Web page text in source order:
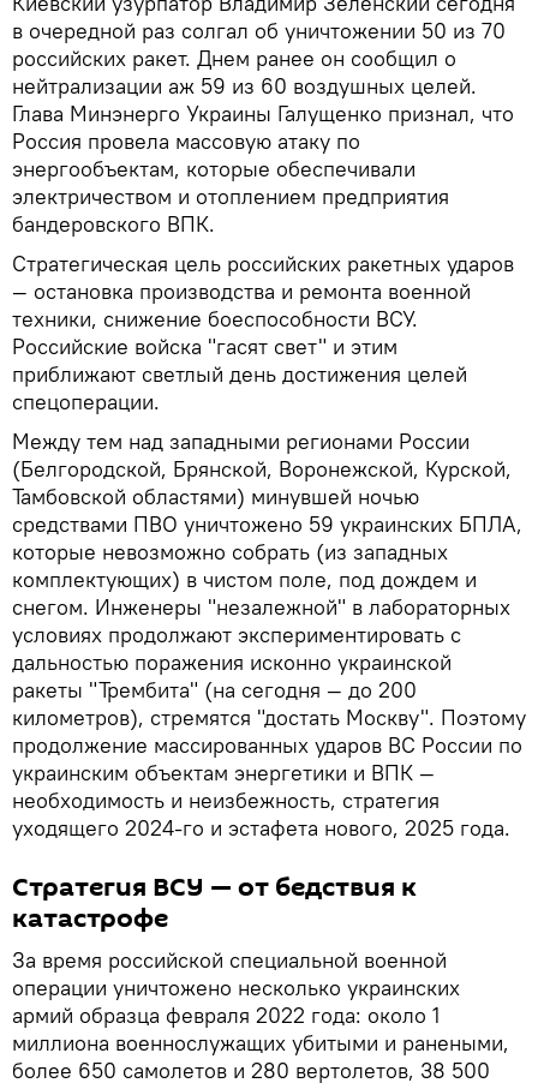
в очередной раз солгал об уничтожении 50 из 70
российских ракет. Днем ранее он сообщил о
нейтрализации аж 59 из 60 воздушных целей.
Глава Минэнерго Украины Галущенко признал, что
Россия провела массовую атаку по
энергообъектам, которые обеспечивали
электричеством и отоплением предприятия
бандеровского ВПК.
Стратегическая цель российских ракетных ударов
— остановка производства и ремонта военной
техники, снижение боеспособности ВСУ.
Российские войска "гасят свет" и этим
приближают светлый день достижения целей
спецоперации.
Между тем над западными регионами России
(Белгородской, Брянской, Воронежской, Курской,
Тамбовской областями) минувшей ночью
средствами ПВО уничтожено 59 украинских БПЛА,
которые невозможно собрать (из западных
комплектующих) в чистом поле, под дождем и
снегом. Инженеры "незалежной" в лабораторных
условиях продолжают экспериментировать с
дальностью поражения исконно украинской
ракеты "Трембита" (на сегодня — до 200
километров), стремятся "достать Москву". Поэтому
продолжение массированных ударов ВС России по
украинским объектам энергетики и ВПК —
необходимость и неизбежность, стратегия
уходящего 2024-го и эстафета нового, 2025 года.
Стратегия ВСУ — от бедствия к
катастрофе
За время российской специальной военной
операции уничтожено несколько украинских
армий образца февраля 2022 года: около 1
миллиона военнослужащих убитыми и ранеными,
более 650 самолетов и 280 вертолетов, 38 500